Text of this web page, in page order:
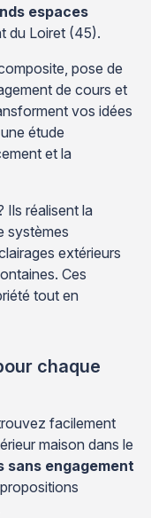
espaces
du Loiret (45).
pose de
de cours et
vos idées
étude
et la
Ils réalisent la
systèmes
extérieurs
Ces
tout en
chaque
facilement
maison dans le
sans engagement